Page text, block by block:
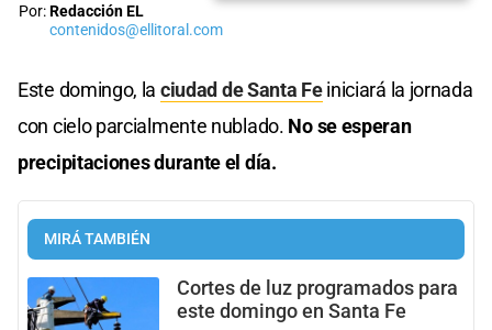
Por:Redacción EL
contenidos@ellitoral.com
Este domingo, la ciudad de Santa Feiniciará la jornada
con cielo parcialmente nublado. No se esperan
precipitaciones durante el día.
MIRÁ TAMBIÉN
Cortes de luz programados para
este domingo en Santa Fe